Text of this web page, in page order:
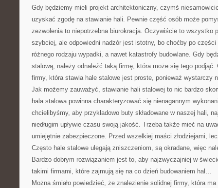
Gdy będziemy mieli projekt architektoniczny, czymś
uzyskać zgodę na stawianie hali. Pewnie część osób może
zezwolenia to niepotrzebna biurokracja. Oczywiście to wszystko
szybciej, ale odpowiedni nadzór jest istotny, bo choćby po
różnego rodzaju wypadki, a nawet katastrofy budowlane. Gdy
stalową, należy odnaleźć taką firmę, która może się tego podjąć.
firmy, która stawia hale stalowe jest proste, ponieważ wystarczy
Jak możemy zauważyć, stawianie hali stalowej to nic bardzo
hala stalowa powinna charakteryzować się nienagannym
chcielibyśmy, aby przykładowo buty składowane w naszej hali,
niedługim upływie czasu swoją jakość. Trzeba także mieć na
umiejętnie zabezpieczone. Przed wszelkiej maści złodziejami,
Często hale stalowe ulegają zniszczeniom, są okradane, więc
Bardzo dobrym rozwiązaniem jest to, aby najzwyczajniej w
takimi firmami, które zajmują się na co dzień budowaniem hal…
Można śmiało powiedzieć, że znalezienie solidnej firmy, która